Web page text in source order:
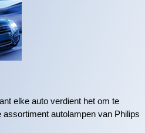
elke auto verdient het om te
autolampen van Philips